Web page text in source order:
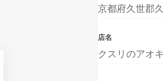
京都府久世郡
店名
クスリのアオ